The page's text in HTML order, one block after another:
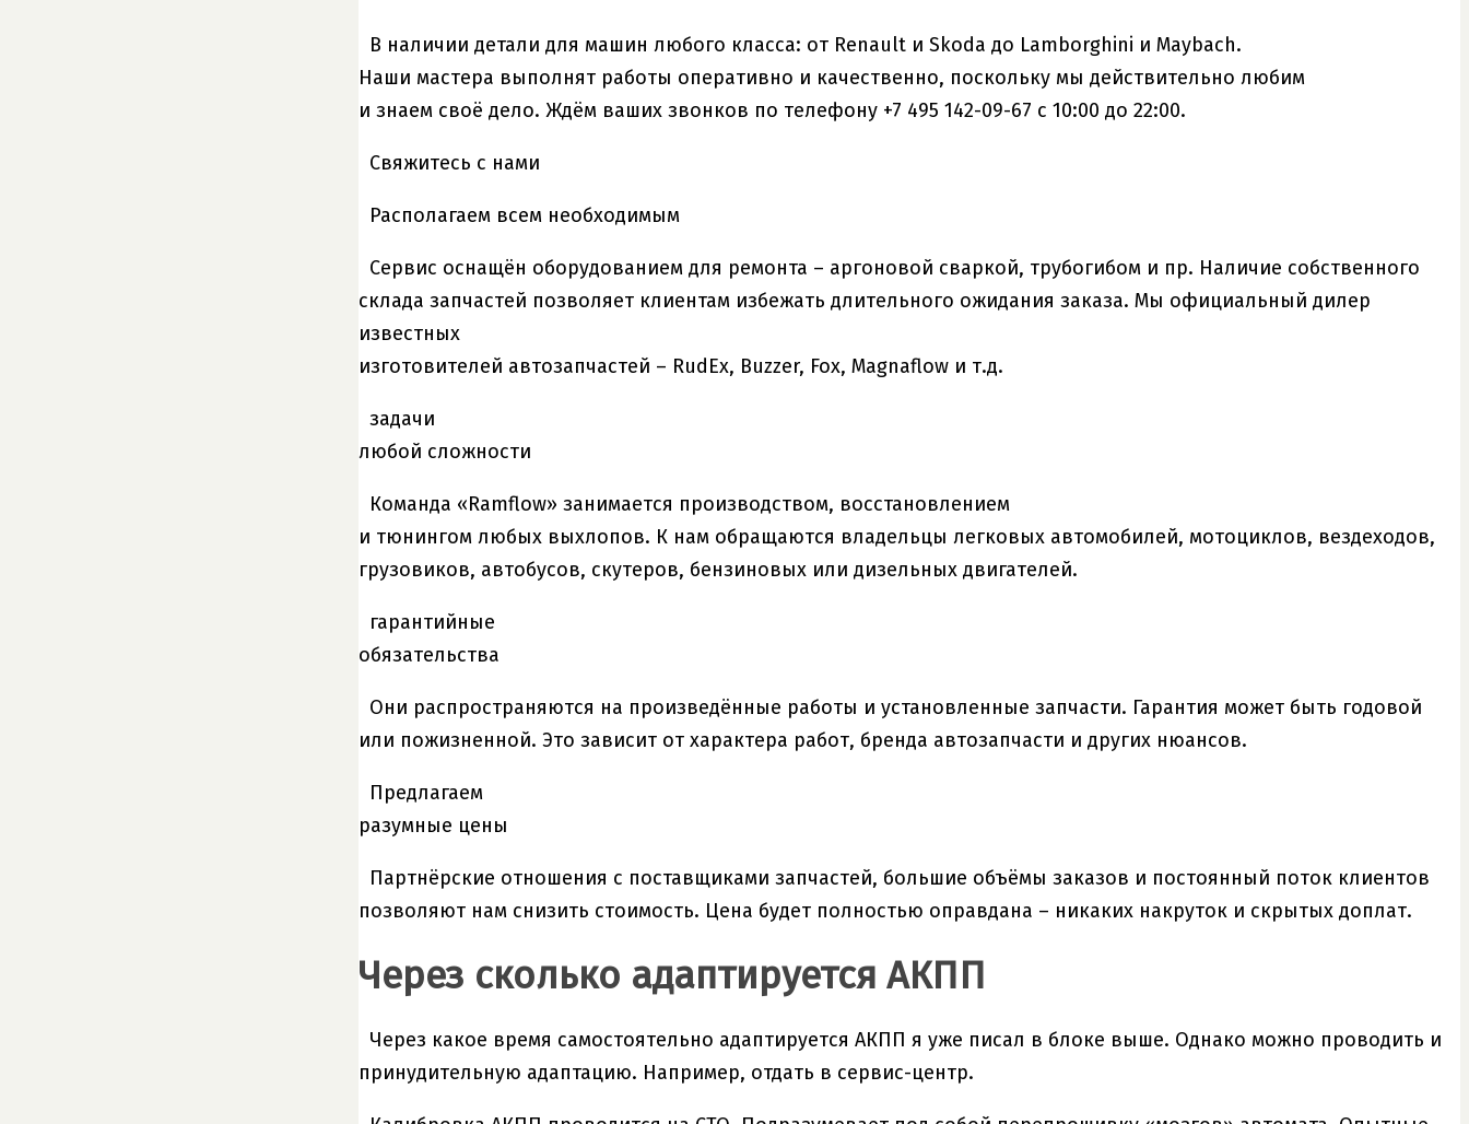
В наличии детали для машин любого класса: от Renault и Skoda до Lamborghini и Maybach.
Наши мастера выполнят работы оперативно и качественно, поскольку мы действительно любим
и знаем своё дело. Ждём ваших звонков по телефону +7 495 142-09-67 с 10:00 до 22:00.
Свяжитесь с нами
Располагаем всем необходимым
Сервис оснащён оборудованием для ремонта – аргоновой сваркой, трубогибом и пр. Наличие собственного
склада запчастей позволяет клиентам избежать длительного ожидания заказа. Мы официальный дилер
известных
изготовителей автозапчастей – RudEx, Buzzer, Fox, Magnaflow и т.д.
задачи
любой сложности
Команда «Ramflow» занимается производством, восстановлением
и тюнингом любых выхлопов. К нам обращаются владельцы легковых автомобилей, мотоциклов, вездеходов,
грузовиков, автобусов, скутеров, бензиновых или дизельных двигателей.
гарантийные
обязательства
Они распространяются на произведённые работы и установленные запчасти. Гарантия может быть годовой
или пожизненной. Это зависит от характера работ, бренда автозапчасти и других нюансов.
Предлагаем
разумные цены
Партнёрские отношения с поставщиками запчастей, большие объёмы заказов и постоянный поток клиентов
позволяют нам снизить стоимость. Цена будет полностью оправдана – никаких накруток и скрытых доплат.
Через сколько адаптируется АКПП
Через какое время самостоятельно адаптируется АКПП я уже писал в блоке выше. Однако можно проводить и
принудительную адаптацию. Например, отдать в сервис-центр.